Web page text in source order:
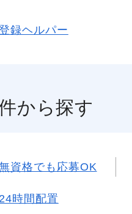
録ヘルパー
から探す
資格でも応募OK
時間配置